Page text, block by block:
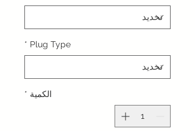
Plug Type
*
الكمية *